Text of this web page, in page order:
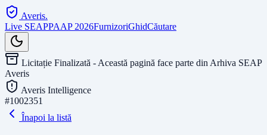
Averis.
Live SEAPPAAP 2026FurnizoriGhidCăutare
Licitație Finalizată - Această pagină face parte din Arhiva SEAP
Averis
Averis Intelligence
#1002351
Înapoi la listă